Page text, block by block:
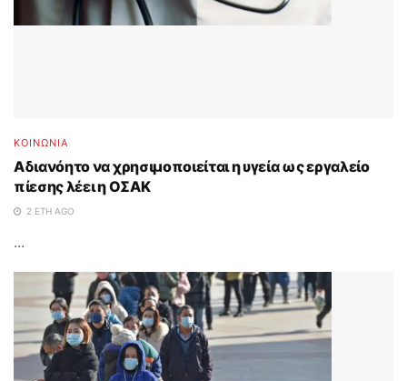
ΚΟΙΝΩΝΙΑ
Αδιανόητο να χρησιμοποιείται η υγεία ως εργαλείο
πίεσης λέει η ΟΣΑΚ
2 ΈΤΗ AGO
...